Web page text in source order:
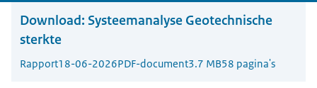
Download: Systeemanalyse Geotechnische
sterkte
Rapport18-06-2026PDF-document3.7 MB58 pagina's